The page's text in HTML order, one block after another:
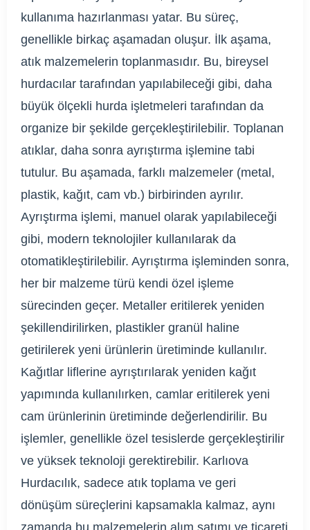
kullanıma hazırlanması yatar. Bu süreç,
genellikle birkaç aşamadan oluşur. İlk aşama,
atık malzemelerin toplanmasıdır. Bu, bireysel
hurdacılar tarafından yapılabileceği gibi, daha
büyük ölçekli hurda işletmeleri tarafından da
organize bir şekilde gerçekleştirilebilir. Toplanan
atıklar, daha sonra ayrıştırma işlemine tabi
tutulur. Bu aşamada, farklı malzemeler (metal,
plastik, kağıt, cam vb.) birbirinden ayrılır.
Ayrıştırma işlemi, manuel olarak yapılabileceği
gibi, modern teknolojiler kullanılarak da
otomatikleştirilebilir. Ayrıştırma işleminden sonra,
her bir malzeme türü kendi özel işleme
sürecinden geçer. Metaller eritilerek yeniden
şekillendirilirken, plastikler granül haline
getirilerek yeni ürünlerin üretiminde kullanılır.
Kağıtlar liflerine ayrıştırılarak yeniden kağıt
yapımında kullanılırken, camlar eritilerek yeni
cam ürünlerinin üretiminde değerlendirilir. Bu
işlemler, genellikle özel tesislerde gerçekleştirilir
ve yüksek teknoloji gerektirebilir. Karlıova
Hurdacılık, sadece atık toplama ve geri
dönüşüm süreçlerini kapsamakla kalmaz, aynı